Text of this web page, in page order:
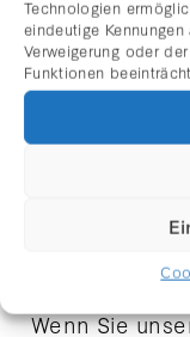
Technologien
eindeutige
Verweigerung oder
Funktionen
IP-Adresse
Sie können
Google
Browser-
https://
5. Newsletter-
Wenn Sie